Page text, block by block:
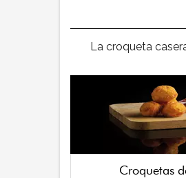
La croqueta
Croquetas